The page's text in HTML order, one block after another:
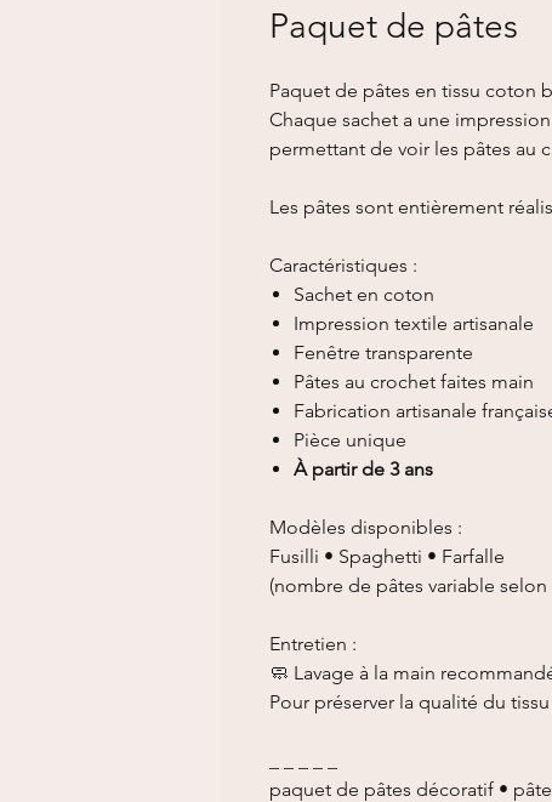
Paquet de pâtes
Paquet de pâtes en tissu coton
Chaque sachet a une
permettant de voir les pâtes au
Les pâtes sont entièrement
Caractéristiques :
Sachet en coton
Impression textile artisanale
Fenêtre transparente
Pâtes au crochet faites main
Fabrication artisanale
Pièce unique
À partir de 3 ans
Modèles disponibles :
Fusilli • Spaghetti • Farfalle
(nombre de pâtes variable
Entretien :
🧼 Lavage à la main
Pour préserver la qualité du
paquet de pâtes décoratif •